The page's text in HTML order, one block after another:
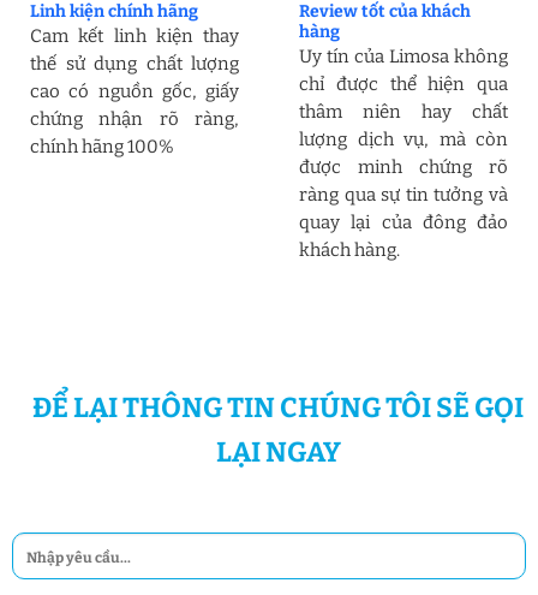
Linh kiện chính hãng
Cam kết linh kiện thay
thế sử dụng chất lượng
cao có nguồn gốc, giấy
chứng nhận rõ ràng,
chính hãng 100%
Review tốt của khách
hàng
Uy tín của Limosa không
chỉ được thể hiện qua
thâm niên hay chất
lượng dịch vụ, mà còn
được minh chứng rõ
ràng qua sự tin tưởng và
quay lại của đông đảo
khách hàng.
ĐỂ LẠI THÔNG TIN CHÚNG TÔI SẼ GỌI
LẠI NGAY